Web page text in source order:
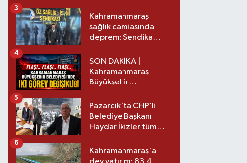
Kahramanmaraş
sağlık camiasında
deprem: Sendika
3
SON DAKİKA |
Kahramanmaraş
Büyükşehir
görev değişikliği!
4
Pazarcık'ta CHP’li
Belediye Başkanı
Haydar İkizler tüm
yeni partisi
5
Kahramanmaraş'a
dev yatırım: 83.4
6